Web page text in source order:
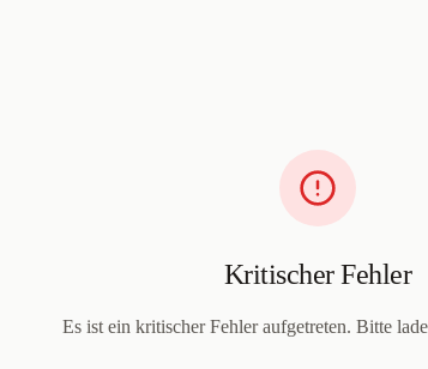
Kritischer Fehler
Es ist ein kritischer Fehler aufgetreten. Bitte